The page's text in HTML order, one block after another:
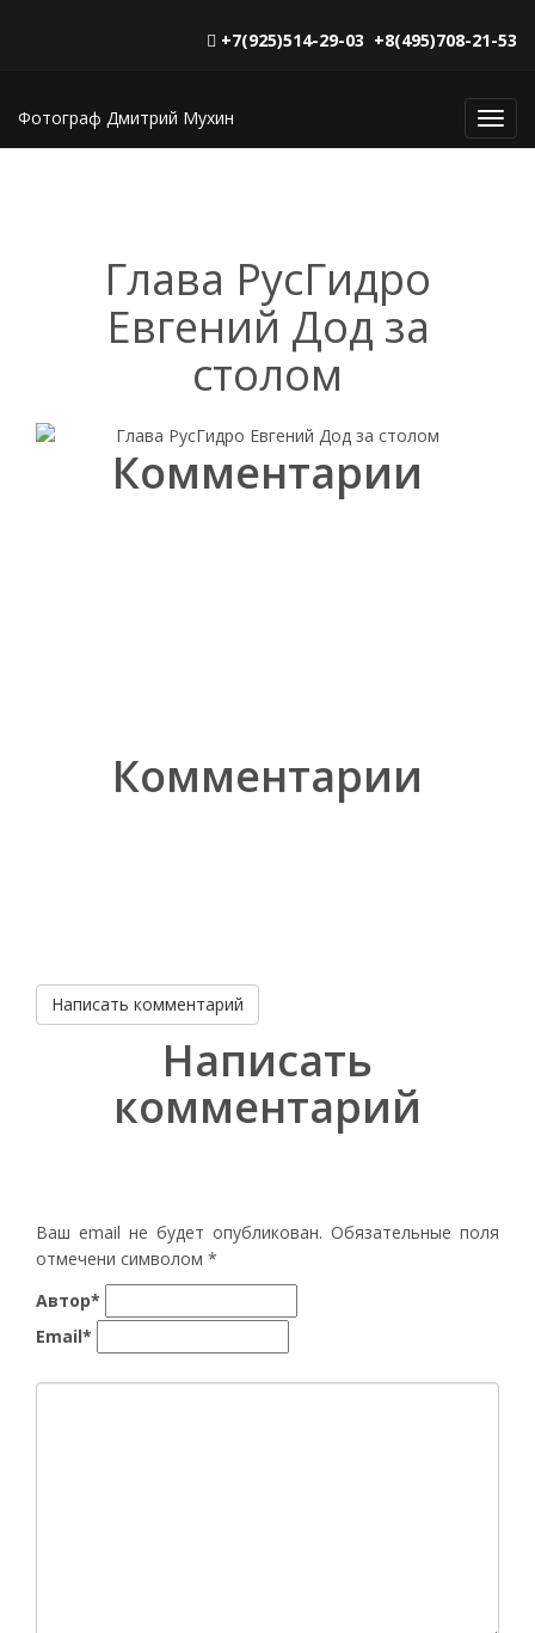
+7(925)514-29-03 +8(495)708-21-53
Фотограф Дмитрий Мухин
Глава РусГидро
Евгений Дод за
столом
Комментарии
Комментарии
Написать комментарий
Написать
комментарий
Ваш email не будет опубликован. Обязательные поля
отмечени символом *
Автор*
Email*